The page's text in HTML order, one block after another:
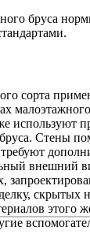
бруса
сорта
используют
Стены
внешний
скрытых
этого